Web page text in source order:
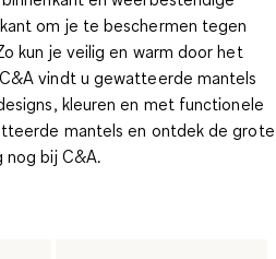
om je te beschermen tegen
kun je veilig en warm door het
vindt u gewatteerde mantels
kleuren en met functionele
mantels en ontdek de grote
nog bij C&A.